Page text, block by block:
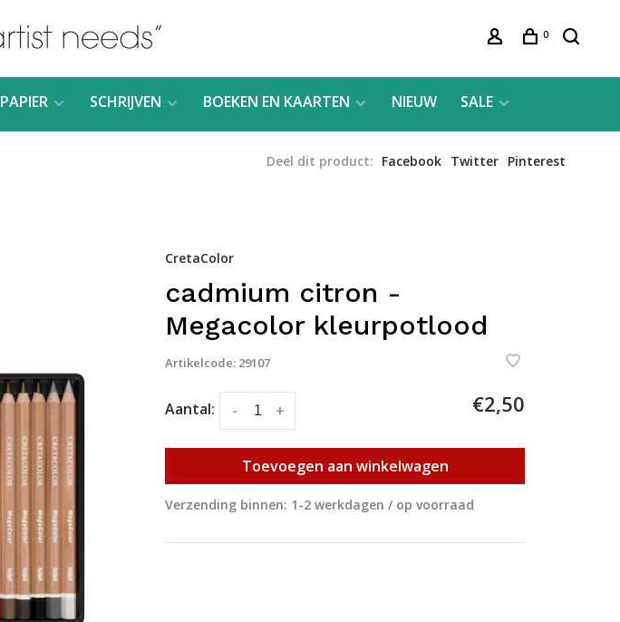
0
PAPIER SCHRIJVEN BOEKEN EN KAARTEN NIEUW SALE
Deel dit product: Facebook Twitter Pinterest
CretaColor
cadmium citron -
Megacolor kleurpotlood
Artikelcode: 29107
Aantal: +
- €2,50
Toevoegen aan winkelwagen
Verzending binnen: 1-2 werkdagen / op voorraad